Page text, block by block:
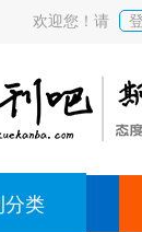
欢迎您！请
分类